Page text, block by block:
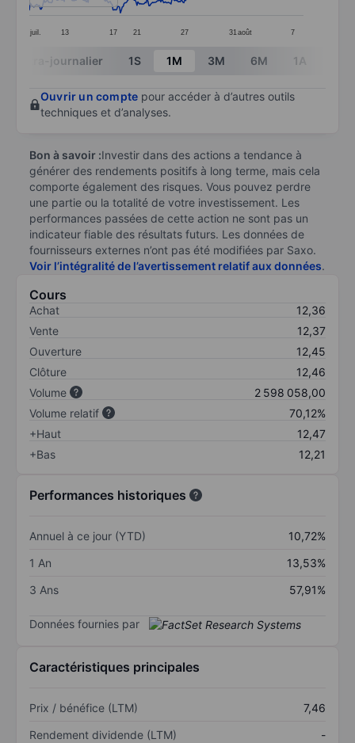
juil. 13 17 21 27 31 août 7
End of interactive chart.
Intra-journalier 1S 1M 3M 6M 1A
Ouvrir un compte pour accéder à d’autres outils
techniques et d’analyses.
Bon à savoir :Investir dans des actions a tendance à
générer des rendements positifs à long terme, mais cela
comporte également des risques. Vous pouvez perdre
une partie ou la totalité de votre investissement. Les
performances passées de cette action ne sont pas un
indicateur fiable des résultats futurs. Les données de
fournisseurs externes n’ont pas été modifiées par Saxo.
Voir l’intégralité de l’avertissement relatif aux données.
Cours
Achat
12,36
Vente
12,37
Ouverture
12,45
Clôture
12,46
Volume
2 598 058,00
Volume relatif
70,12%
+Haut
12,47
+Bas
12,21
Performances historiques
Annuel à ce jour (YTD)
10,72%
1 An
13,53%
3 Ans
57,91%
Données fournies par
Caractéristiques principales
Prix / bénéfice (LTM)
7,46
Rendement dividende (LTM)
-